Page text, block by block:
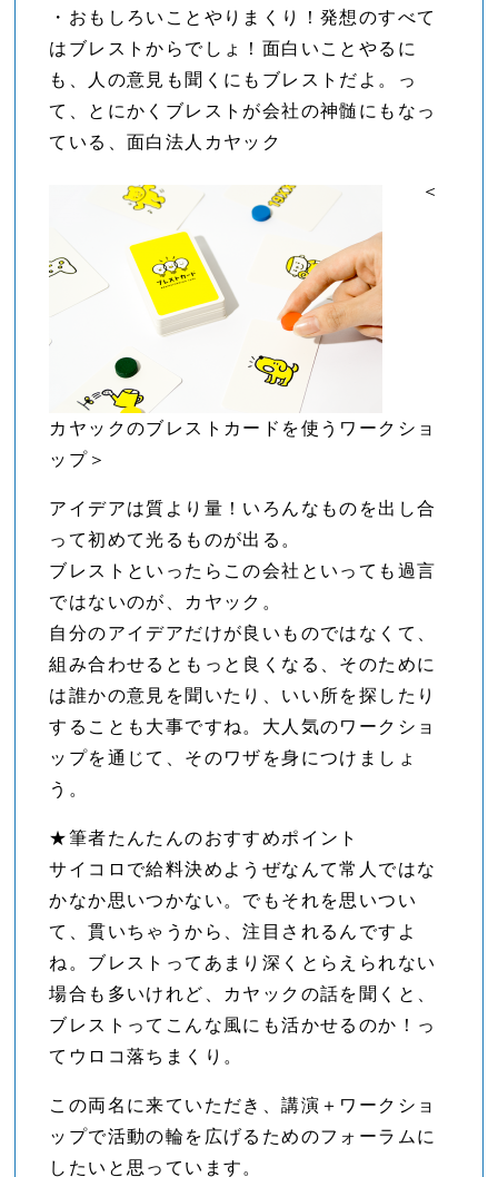
・おもしろいことやりまくり！発想のすべて
はブレストからでしょ！面白いことやるに
も、人の意見も聞くにもブレストだよ。っ
て、とにかくブレストが会社の神髄にもなっ
ている、面白法人カヤック
＜
カヤックのブレストカードを使うワークショ
ップ＞
アイデアは質より量！いろんなものを出し合
って初めて光るものが出る。
ブレストといったらこの会社といっても過言
ではないのが、カヤック。
自分のアイデアだけが良いものではなくて、
組み合わせるともっと良くなる、そのために
は誰かの意見を聞いたり、いい所を探したり
することも大事ですね。大人気のワークショ
ップを通じて、そのワザを身につけましょ
う。
★筆者たんたんのおすすめポイント
サイコロで給料決めようぜなんて常人ではな
かなか思いつかない。でもそれを思いつい
て、貫いちゃうから、注目されるんですよ
ね。ブレストってあまり深くとらえられない
場合も多いけれど、カヤックの話を聞くと、
ブレストってこんな風にも活かせるのか！っ
てウロコ落ちまくり。
この両名に来ていただき、講演＋ワークショ
ップで活動の輪を広げるためのフォーラムに
したいと思っています。